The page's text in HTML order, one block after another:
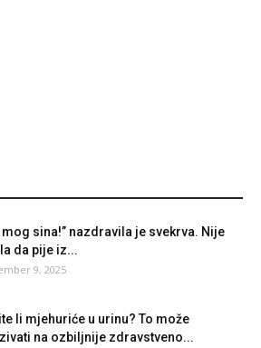
mog sina!” nazdravila je svekrva. Nije
da pije iz...
9, 2025
li mjehuriće u urinu? To može
na ozbiljnije zdravstveno...